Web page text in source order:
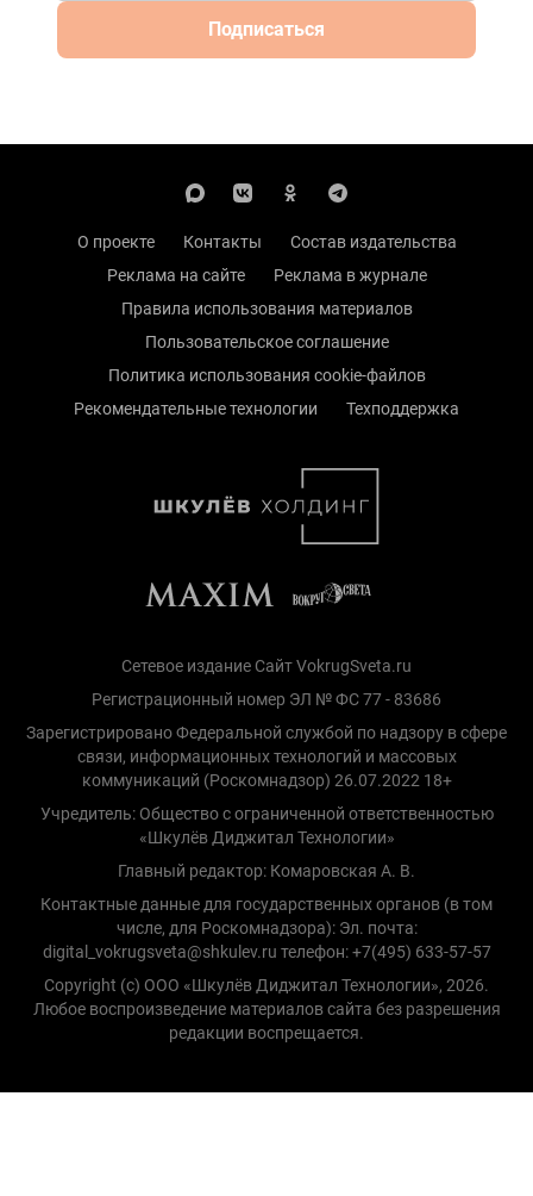
Подписаться
О проекте Контакты
Состав издательства
Реклама на сайте
Реклама в журнале
Правила использования материалов
Пользовательское соглашение
Политика использования cookie-файлов
Рекомендательные технологии
Техподдержка
Сетевое издание Сайт VokrugSveta.ru
Регистрационный номер ЭЛ № ФС 77 - 83686
Зарегистрировано Федеральной службой по надзору в сфере
связи, информационных технологий и массовых
коммуникаций (Роскомнадзор) 26.07.2022 18+
Учредитель: Общество с ограниченной ответственностью
«Шкулёв Диджитал Технологии»
Главный редактор: Комаровская А. В.
Контактные данные для государственных органов (в том
числе, для Роскомнадзора): Эл. почта:
digital_vokrugsveta@shkulev.ru телефон: +7(495) 633-57-57
Copyright (с) ООО «Шкулёв Диджитал Технологии», 2026.
Любое воспроизведение материалов сайта без разрешения
редакции воспрещается.